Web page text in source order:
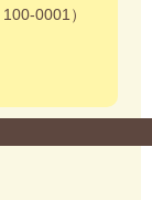
0001）